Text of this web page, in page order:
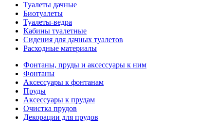
Туалеты дачные
Биотуалеты
Туалеты-ведра
Кабины туалетные
Сидения для дачных туалетов
Расходные материалы
Фонтаны, пруды и аксессуары к ним
Фонтаны
Аксессуары к фонтанам
Пруды
Аксессуары к прудам
Очистка прудов
Декорации для прудов